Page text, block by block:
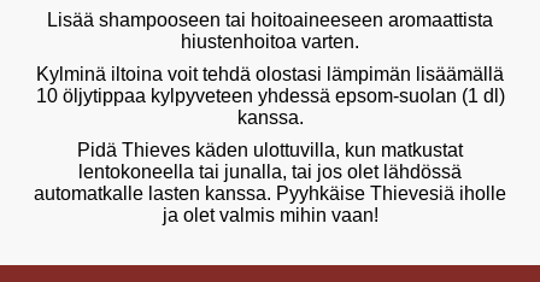
Lisää shampooseen tai hoitoaineeseen aromaattista
hiustenhoitoa varten.
Kylminä iltoina voit tehdä olostasi lämpimän lisäämällä
10 öljytippaa kylpyveteen yhdessä epsom-suolan (1 dl)
kanssa.
Pidä Thieves käden ulottuvilla, kun matkustat
lentokoneella tai junalla, tai jos olet lähdössä
automatkalle lasten kanssa. Pyyhkäise Thievesiä iholle
ja olet valmis mihin vaan!